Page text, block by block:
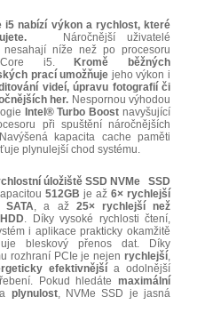
i5 nabízí výkon a rychlost, které
Náročnější uživatelé
nesahají níže než po procesoru
Core i5.
Kromě běžných
prací umožňuje jeho výkon i
videí, úpravu fotografií či
her. Nespornou výhodou
Intel® Turbo Boost navyšující
při spuštění náročnějších
kapacita cache paměti
plynulejší chod systému.
úložiště SSD NVMe
SSD
512GB je až 6× rychlejší
SATA, a až 25× rychlejší než
. Díky vysoké rychlosti čtení,
i aplikace prakticky okamžitě
bleskový přenos dat. Díky
rozhraní PCIe je nejen rychlejší,
efektivnější a odolnější
Pokud hledáte maximální
a plynulost, NVMe SSD je jasná